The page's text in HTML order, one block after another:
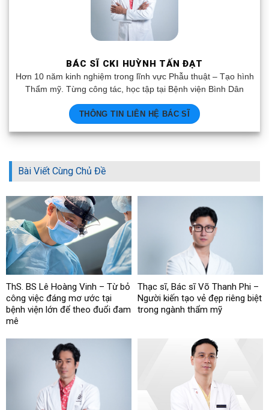
BÁC SĨ CKI HUỲNH TẤN ĐẠT
Hơn 10 năm kinh nghiệm trong lĩnh vực Phẫu thuật – Tạo hình
Thẩm mỹ. Từng công tác, học tập tại Bệnh viện Bình Dân
THÔNG TIN LIÊN HỆ BÁC SĨ
Bài Viết Cùng Chủ Đề
ThS. BS Lê Hoàng Vinh – Từ bỏ
công việc đáng mơ ước tại
bệnh viện lớn để theo đuổi đam
mê
Thạc sĩ, Bác sĩ Võ Thanh Phi –
Người kiến tạo vẻ đẹp riêng biệt
trong ngành thẩm mỹ